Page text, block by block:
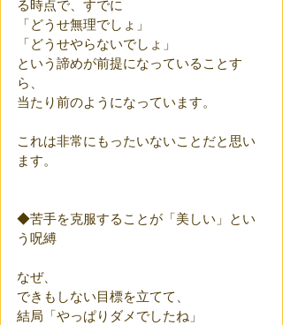
る時点で、すでに
「どうせ無理でしょ」
「どうせやらないでしょ」
という諦めが前提になっていることす
ら、
当たり前のようになっています。
これは非常にもったいないことだと思い
ます。
◆苦手を克服することが「美しい」とい
う呪縛
なぜ、
できもしない目標を立てて、
結局「やっぱりダメでしたね」